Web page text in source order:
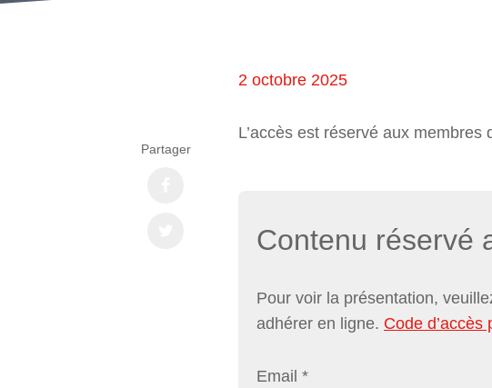
2 octobre 2025
L’accès est réservé aux
Contenu réservé
Pour voir la présentation,
adhérer en ligne. Code d’accès
Email *
Partager